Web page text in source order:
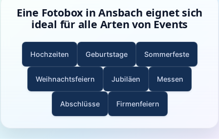
Eine Fotobox in Ansbach eignet sich
ideal für alle Arten von Events
Hochzeiten Geburtstage Sommerfeste
Weihnachtsfeiern Jubiläen Messen
Abschlüsse Firmenfeiern